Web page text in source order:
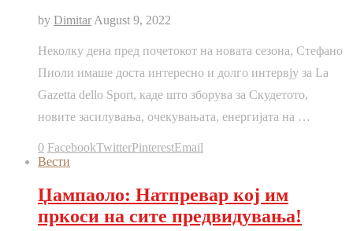
by Dimitar August 9, 2022
Неколку дена пред почетокот на новата сезона, Стефано
Пиоли имаше доста интересно и долго интервју за La
Gazetta dello Sport, каде што зборува за Скудетото,
новите засилувања, очекувањата, енергијата на …
0 FacebookTwitterPinterestEmail
Вести
Џампаоло: Натпревар кој им
пркоси на сите предвидувања!